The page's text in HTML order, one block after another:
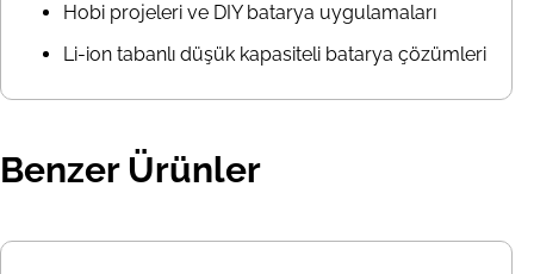
Hobi projeleri ve DIY batarya uygulamaları
Li-ion tabanlı düşük kapasiteli batarya çözümleri
Benzer Ürünler